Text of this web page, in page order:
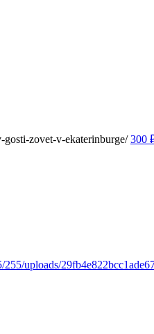
gosti-zovet-v-ekaterinburge/ 300
uploads/